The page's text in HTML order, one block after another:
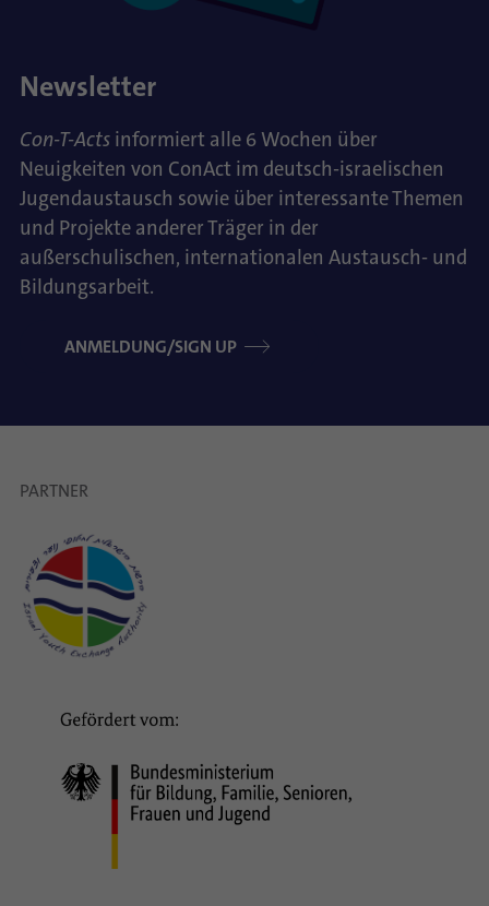
Newsletter
Con-T-Acts informiert alle 6 Wochen über
Neuigkeiten von ConAct im deutsch-israelischen
Jugendaustausch sowie über interessante Themen
und Projekte anderer Träger in der
außerschulischen, internationalen Austausch- und
Bildungsarbeit.
ANMELDUNG/SIGN UP
PARTNER